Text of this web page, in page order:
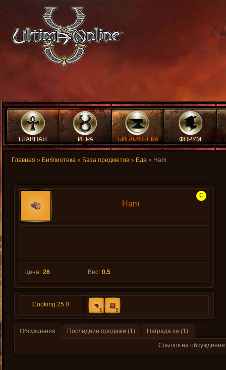
ГЛАВНАЯ ИГРА БИБЛИОТЕКА ФОРУМ
Главная » Библиотека » База предметов » Еда » Ham
Ham
C
Цена: 26 Вес: 0.5
Cooking 25.0
1 1
Обсуждения Последние продажи (1)
Награда за (1):
Ссылок на